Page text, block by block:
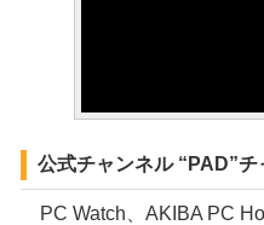
公式チャンネル “PAD”
PC Watch、AKIBA PC